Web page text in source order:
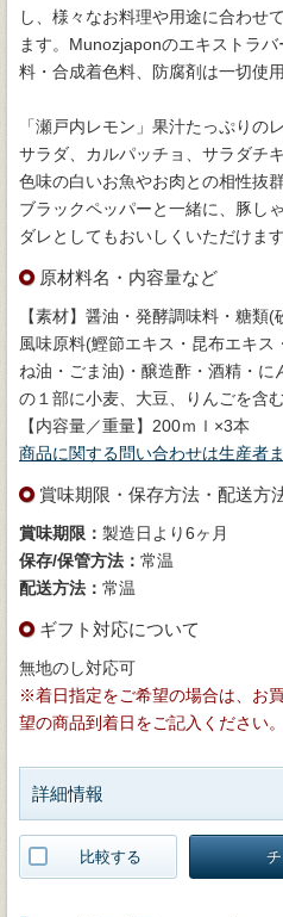
し、様々なお料理や用途に合わせ
ます。Munozjaponのエキストラ
料・合成着色料、防腐剤は一切使
「瀬戸内レモン」果汁たっぷりの
サラダ、カルパッチョ、サラダチ
色味の白いお魚やお肉との相性抜
ブラックペッパーと一緒に、豚し
ダレとしてもおいしくいただけます
原材料名・内容量など
【素材】醤油・発酵調味料・糖類
風味原料(鰹節エキス・昆布エキ
ね油・ごま油)・醸造酢・酒精・
の１部に小麦、大豆、りんごを含
【内容量／重量】200ｍｌ×3本
商品に関する問い合わせは生産者
賞味期限・保存方法・配送方
賞味期限： 製造日より6ヶ月
保存/保管方法： 常温
配送方法： 常温
ギフト対応について
無地のし対応可
※着日指定をご希望の場合は、お
望の商品到着日をご記入ください。
詳細情報
比較する